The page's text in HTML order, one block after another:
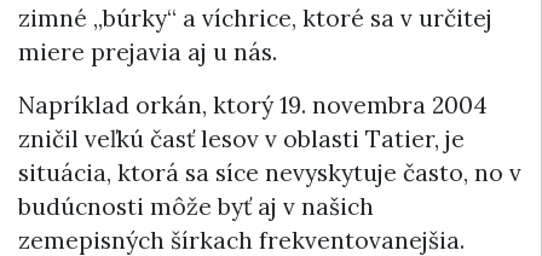
zimné „búrky“ a víchrice, ktoré sa v určitej
miere prejavia aj u nás.
Napríklad orkán, ktorý 19. novembra 2004
zničil veľkú časť lesov v oblasti Tatier, je
situácia, ktorá sa síce nevyskytuje často, no v
budúcnosti môže byť aj v našich
zemepisných šírkach frekventovanejšia.